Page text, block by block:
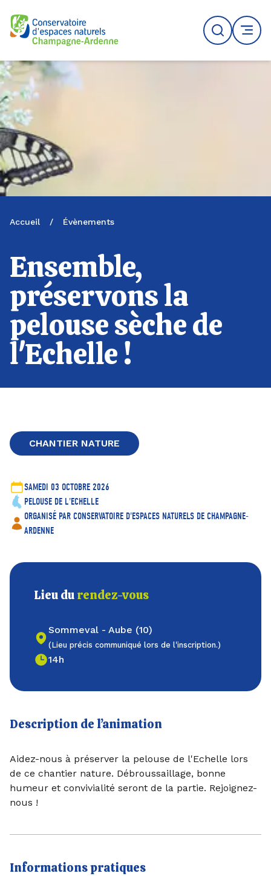
Logo du CENCA
Recherche
MENU
Accueil / Évènements
Ensemble,
préservons la
pelouse sèche de
l'Echelle !
CHANTIER NATURE
SAMEDI 03 OCTOBRE 2026
PELOUSE DE L'ECHELLE
ORGANISÉ PAR CONSERVATOIRE D'ESPACES NATURELS DE CHAMPAGNE-
ARDENNE
Lieu durendez-vous
Sommeval - Aube (10)
(Lieu précis communiqué lors de l'inscription.)
14h
Description de l’animation
Aidez-nous à préserver la pelouse de l'Echelle lors
de ce chantier nature. Débroussaillage, bonne
humeur et convivialité seront de la partie. Rejoignez-
nous !
Informations pratiques